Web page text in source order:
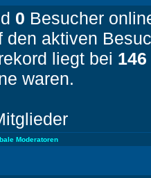
0 Besucher
den aktiven
liegt bei 146
waren.
Moderatoren